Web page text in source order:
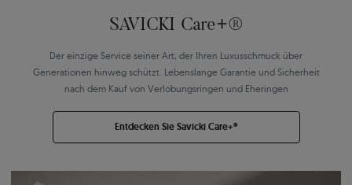
SAVICKI Care+®
Der einzige Service seiner Art, der Ihren Luxusschmuck über
Generationen hinweg schützt. Lebenslange Garantie und Sicherheit
nach dem Kauf von Verlobungsringen und Eheringen
Entdecken Sie Savicki Care+®